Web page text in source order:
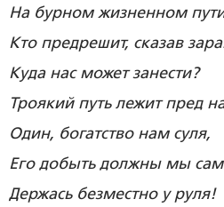
На бурном жизненном
Кто предрешит, сказав
Куда нас может занести?
Троякий путь лежит пред
Один, богатство нам суля,
Его добыть должны мы
Держась безместно у руля!